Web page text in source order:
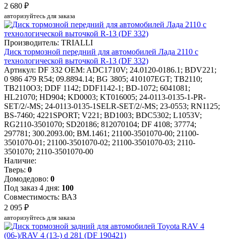
2 680 ₽
авторизуйтесь для заказа
Производитель: TRIALLI
Диск тормозной передний для автомобилей Лада 2110 с
технологической выточкой R-13 (DF 332)
Артикул: DF 332 OEM: ADC1710V; 24.0120-0186.1; BDV221;
0 986 479 R54; 09.8894.14; BG 3805; 410107EGT; TB2110;
TB2110O3; DDF 1142; DDF1142-1; BD-1072; 6041081;
HL21070; HD904; KD0003; KT016005; 24-0113-0135-1-PR-
SET/2/-MS; 24-0113-0135-1SELR-SET/2/-MS; 23-0553; RN1125;
BS-7460; 4221SPORT; V221; BD1003; BDC5302; L1053V;
RG2110-3501070; SD20186; 812070104; DF 4108; 37774;
297781; 300.2093.00; BM.1461; 21100-3501070-00; 21100-
3501070-01; 21100-3501070-02; 21100-3501070-03; 2110-
3501070; 2110-3501070-00
Наличие:
Тверь: 0
Домодедово: 0
Под заказ 4 дня: 100
Совместимость: ВАЗ
2 095 ₽
авторизуйтесь для заказа